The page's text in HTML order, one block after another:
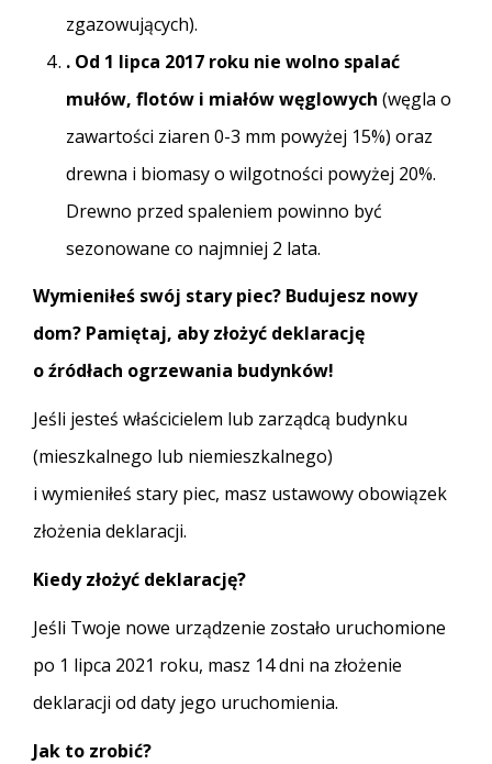
zgazowujących).
. Od 1 lipca 2017 roku nie wolno spalać
mułów, flotów i miałów węglowych (węgla o
zawartości ziaren 0-3 mm powyżej 15%) oraz
drewna i biomasy o wilgotności powyżej 20%.
Drewno przed spaleniem powinno być
sezonowane co najmniej 2 lata.
Wymieniłeś swój stary piec? Budujesz nowy
dom? Pamiętaj, aby złożyć deklarację
o źródłach ogrzewania budynków!
Jeśli jesteś właścicielem lub zarządcą budynku
(mieszkalnego lub niemieszkalnego)
i wymieniłeś stary piec, masz ustawowy obowiązek
złożenia deklaracji.
Kiedy złożyć deklarację?
Jeśli Twoje nowe urządzenie zostało uruchomione
po 1 lipca 2021 roku, masz 14 dni na złożenie
deklaracji od daty jego uruchomienia.
Jak to zrobić?